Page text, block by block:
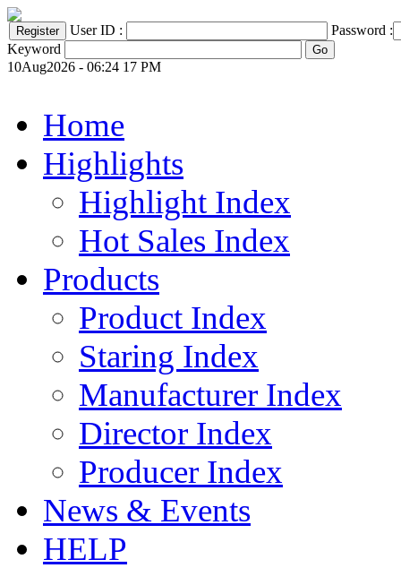
User ID :
Password :
Keyword
10Aug2026 - 06:24 17 PM
Home
Highlights
Highlight Index
Hot Sales Index
Products
Product Index
Staring Index
Manufacturer Index
Director Index
Producer Index
News & Events
HELP